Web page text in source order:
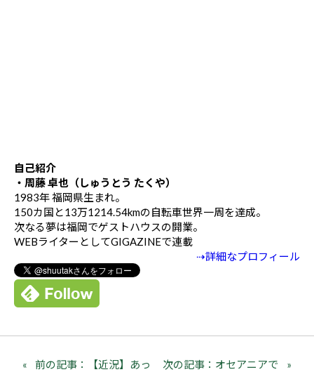
自己紹介
・周藤 卓也（しゅうとう たくや）
1983年 福岡県生まれ。
150カ国と13万1214.54kmの自転車世界一周を達成。
次なる夢は福岡でゲストハウスの開業。
WEBライターとしてGIGAZINEで連載
⇢詳細なプロフィール
前の記事：【近況】あっ
次の記事：オセアニアで